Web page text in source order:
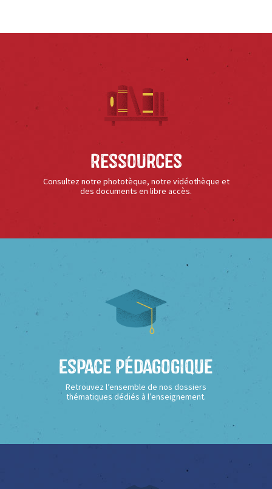
Ressources
Consultez notre phototèque, notre vidéothèque et
des documents en libre accès.
Espace Pédagogique
Retrouvez l’ensemble de nos dossiers
thématiques dédiés à l’enseignement.